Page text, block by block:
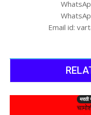
Email id: